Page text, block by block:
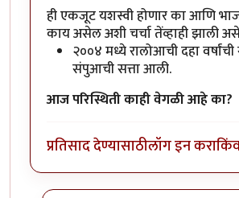
ही एकजूट यशस्वी होणार का आणि
काय असेल अशी चर्चा तेंव्हाही झाली
२००४ मध्ये रालोआची दहा
संपुआची सत्ता आली.
आज परिस्थिती काही वेगळी आहे का?
प्रतिसाद देण्यासाठीलॉग इन करा